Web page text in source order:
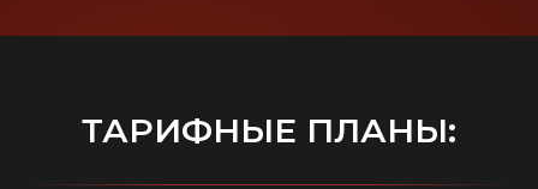
ТАРИФНЫЕ ПЛАНЫ: